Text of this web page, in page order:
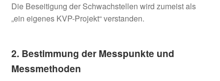
Die Beseitigung der Schwachstellen wird zumeist als
„ein eigenes KVP-Projekt“ verstanden.
2. Bestimmung der Messpunkte und
Messmethoden